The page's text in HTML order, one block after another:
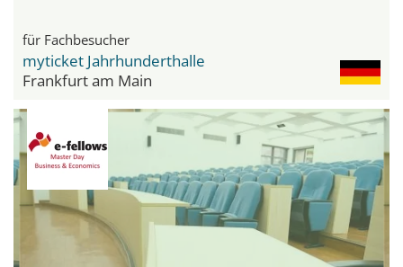
für Fachbesucher
myticket Jahrhunderthalle
Frankfurt am Main